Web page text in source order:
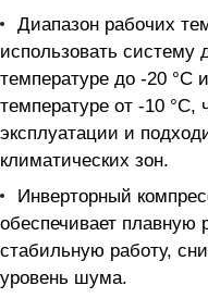
Диапазон рабочих
использовать систему
температуре до -20 °C
температуре от -10 °C,
эксплуатации и
климатических зон.
Инверторный
обеспечивает плавную
стабильную работу,
уровень шума.